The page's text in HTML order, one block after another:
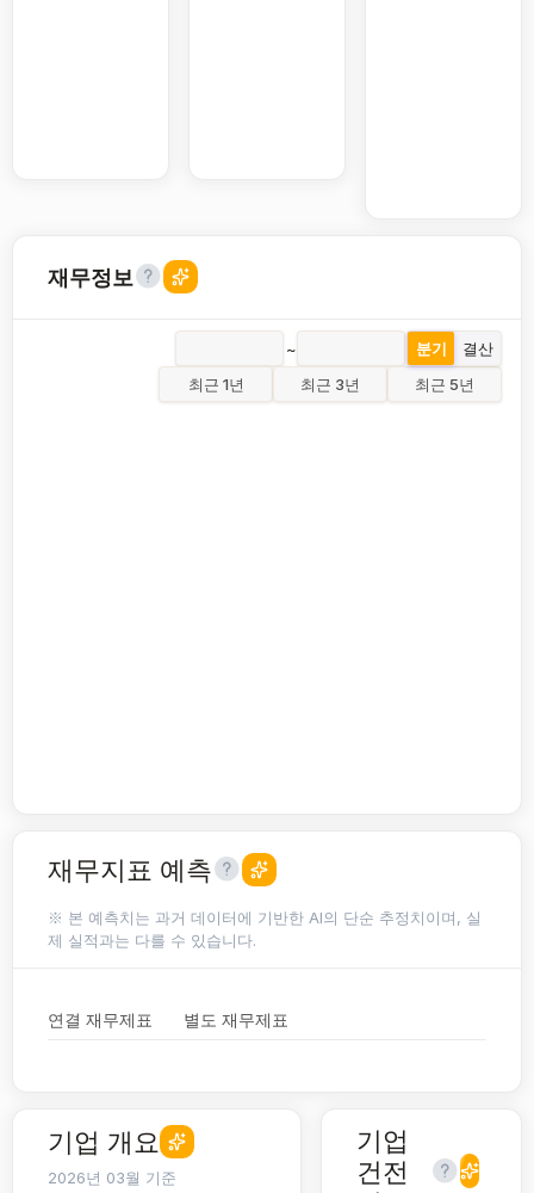
재무정보
~ 분기
결산
최근 1년
최근 3년 최근 5년
재무지표 예측
※ 본 예측치는 과거 데이터에 기반한 AI의 단순 추정치이며, 실
제 실적과는 다를 수 있습니다.
연결 재무제표 별도 재무제표
기업 개요
2026년 03월 기준
기업
건전